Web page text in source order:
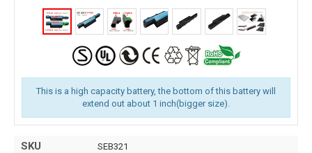
This is a high capacity battery, the bottom of this battery will
extend out about 1 inch(bigger size).
SKU SEB321